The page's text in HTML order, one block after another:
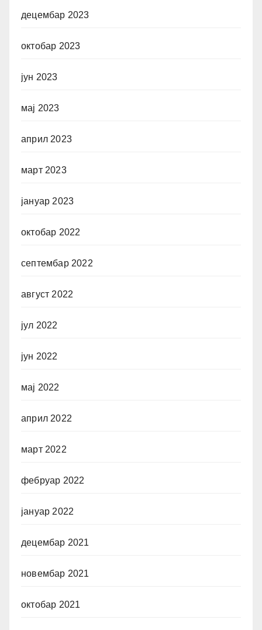
децембар 2023
октобар 2023
јун 2023
мај 2023
април 2023
март 2023
јануар 2023
октобар 2022
септембар 2022
август 2022
јул 2022
јун 2022
мај 2022
април 2022
март 2022
фебруар 2022
јануар 2022
децембар 2021
новембар 2021
октобар 2021